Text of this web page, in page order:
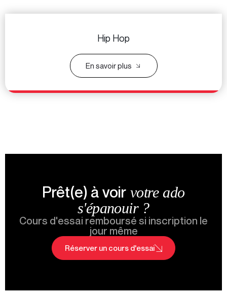
Hip Hop
En savoir plus
Prêt(e) à voir votre ado
s'épanouir ?
Cours d'essai remboursé si inscription le
jour même
Réserver un cours d'essai